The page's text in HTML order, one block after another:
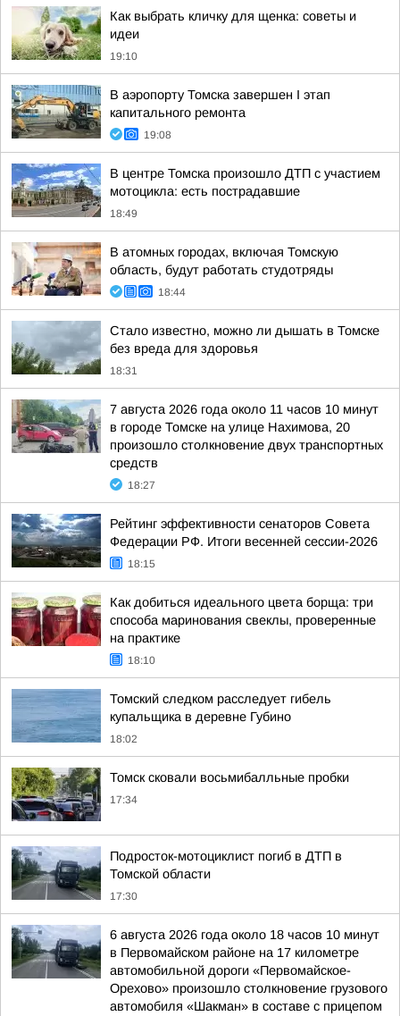
Как выбрать кличку для щенка: советы и
идеи
19:10
В аэропорту Томска завершен I этап
капитального ремонта
19:08
В центре Томска произошло ДТП с участием
мотоцикла: есть пострадавшие
18:49
В атомных городах, включая Томскую
область, будут работать студотряды
18:44
Стало известно, можно ли дышать в Томске
без вреда для здоровья
18:31
7 августа 2026 года около 11 часов 10 минут
в городе Томске на улице Нахимова, 20
произошло столкновение двух транспортных
средств
18:27
Рейтинг эффективности сенаторов Совета
Федерации РФ. Итоги весенней сессии-2026
18:15
Как добиться идеального цвета борща: три
способа маринования свеклы, проверенные
на практике
18:10
Томский следком расследует гибель
купальщика в деревне Губино
18:02
Томск сковали восьмибалльные пробки
17:34
Подросток-мотоциклист погиб в ДТП в
Томской области
17:30
6 августа 2026 года около 18 часов 10 минут
в Первомайском районе на 17 километре
автомобильной дороги «Первомайское-
Орехово» произошло столкновение грузового
автомобиля «Шакман» в составе с прицепом